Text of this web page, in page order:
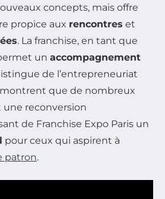
concepts, mais offre
propice aux rencontres et
. La franchise, en tant que
un accompagnement
de l’entrepreneuriat
montrent que de nombreux
une reconversion
de Franchise Expo Paris un
pour ceux qui aspirent à
patron.